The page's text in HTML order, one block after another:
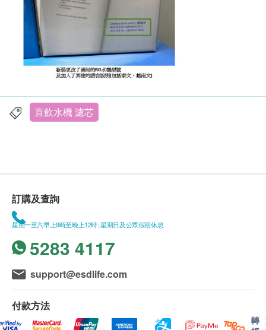
直飲水機 濾芯
訂購及查詢
星期一至六早上9時至晚上12時; 星期日及公眾假期休息
5283 4117
support@esdlife.com
付款方法
轉